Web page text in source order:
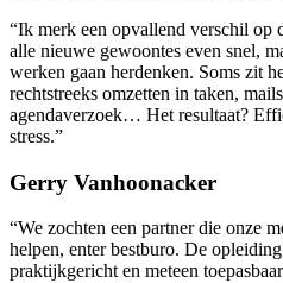
“Ik merk een opvallend verschil op
alle nieuwe gewoontes even snel,
werken gaan herdenken. Soms zit
rechtstreeks omzetten in taken,
agendaverzoek… Het resultaat?
stress.”
Gerry Vanhoonacker
“We zochten een partner die onze
helpen, enter bestburo. De
praktijkgericht en meteen